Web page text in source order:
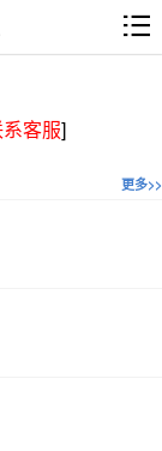
客服]
更多>>